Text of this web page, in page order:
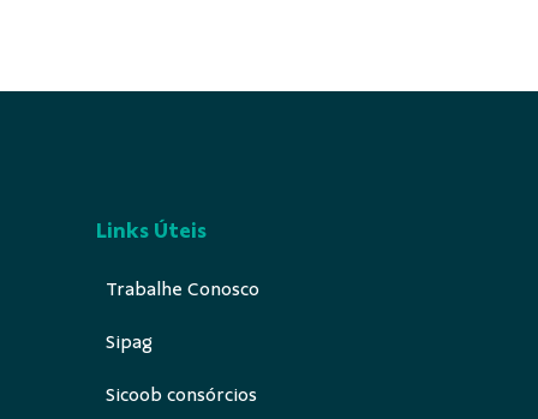
Links Úteis
Trabalhe Conosco
Sipag
Sicoob consórcios